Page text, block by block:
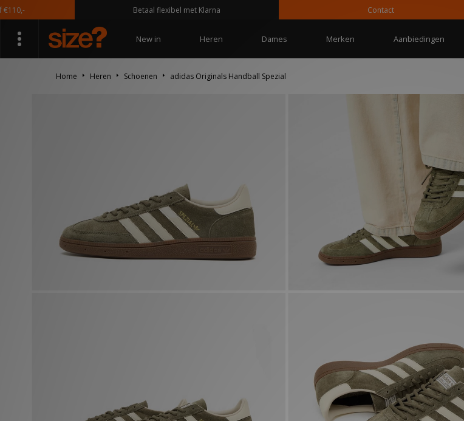
Betaal flexibel met Klarna Contact
New in Heren Dames Merken Aanbiedingen
Home Heren Schoenen adidas Originals Handball Spezial